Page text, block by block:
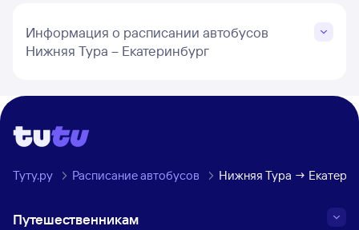
Информация о расписании автобусов
Нижняя Тура – Екатеринбург
Туту.ру Расписание автобусов Нижняя Тура →
Путешественникам